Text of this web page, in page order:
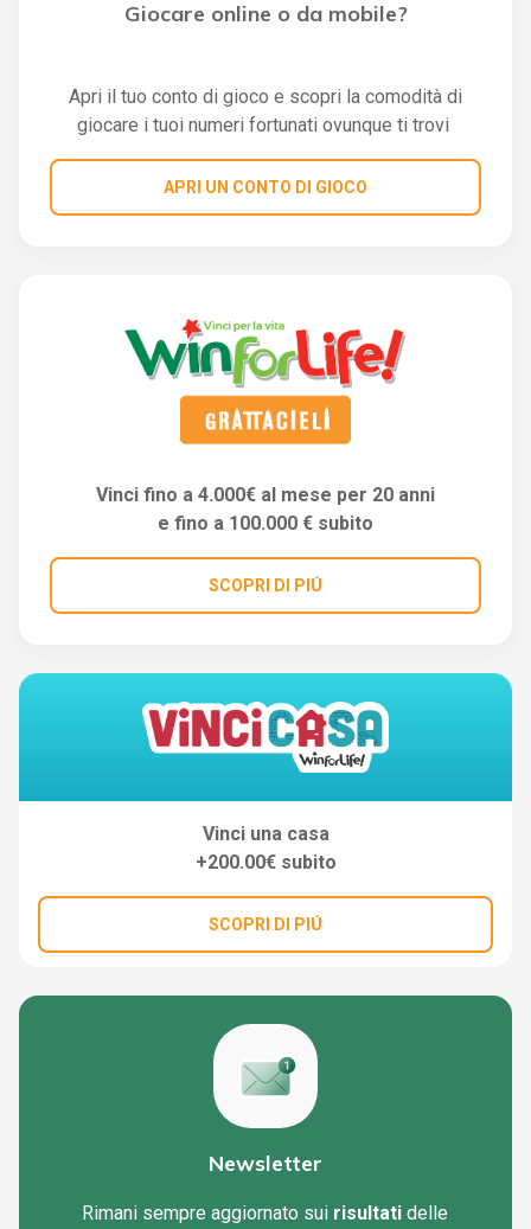
Giocare online o da mobile?
Apri il tuo conto di gioco e scopri la comodità di
giocare i tuoi numeri fortunati ovunque ti trovi
APRI UN CONTO DI GIOCO
Vinci fino a 4.000€ al mese per 20 anni
e fino a 100.000 € subito
SCOPRI DI PIÚ
Vinci una casa
+200.00€ subito
SCOPRI DI PIÚ
Newsletter
Rimani sempre aggiornato sui risultati delle